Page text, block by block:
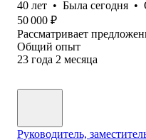
40 лет • Была сегодня •
50 000 ₽
Рассматривает
Общий опыт
23 года 2 месяца
Руководитель,